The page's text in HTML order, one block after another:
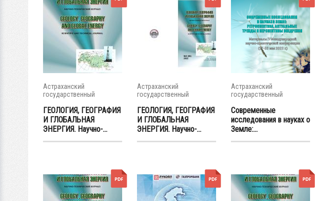
Астраханский
государственный
ГЕОЛОГИЯ, ГЕОГРАФИЯ
И ГЛОБАЛЬНАЯ
ЭНЕРГИЯ. Научно-...
Астраханский
государственный
ГЕОЛОГИЯ, ГЕОГРАФИЯ
И ГЛОБАЛЬНАЯ
ЭНЕРГИЯ. Научно-...
Астраханский
государственный
Современные
исследования в науках о
Земле:...